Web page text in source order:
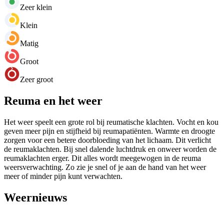
Zeer klein
Klein
Matig
Groot
Zeer groot
Reuma en het weer
Het weer speelt een grote rol bij reumatische klachten. Vocht en kou
geven meer pijn en stijfheid bij reumapatiënten. Warmte en droogte
zorgen voor een betere doorbloeding van het lichaam. Dit verlicht
de reumaklachten. Bij snel dalende luchtdruk en onweer worden de
reumaklachten erger. Dit alles wordt meegewogen in de reuma
weersverwachting. Zo zie je snel of je aan de hand van het weer
meer of minder pijn kunt verwachten.
Weernieuws